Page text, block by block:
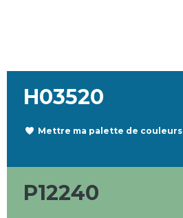
H03520
Mettre ma palette de couleurs
P12240